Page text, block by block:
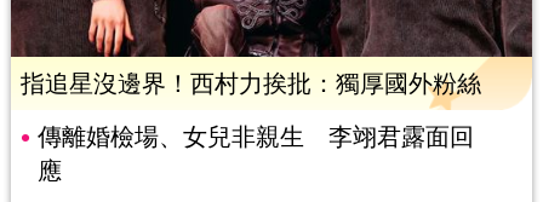
指追星沒邊界！西村力挨批：獨厚國外粉絲
傳離婚檢場、女兒非親生 李翊君露面回
應